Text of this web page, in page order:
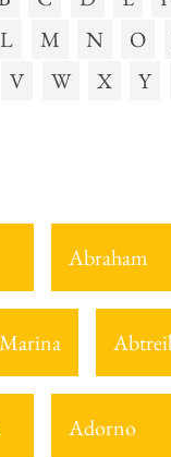
L M N O
V W X Y
Abraham
Adorno